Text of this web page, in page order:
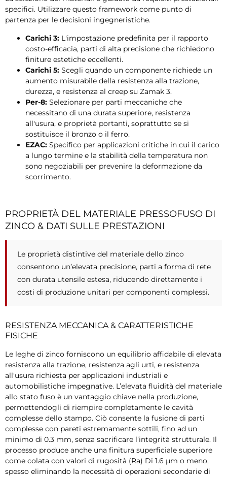
specifici. Utilizzare questo framework come punto di
partenza per le decisioni ingegneristiche.
Carichi 3: L'impostazione predefinita per il rapporto
costo-efficacia, parti di alta precisione che richiedono
finiture estetiche eccellenti.
Carichi 5: Scegli quando un componente richiede un
aumento misurabile della resistenza alla trazione,
durezza, e resistenza al creep su Zamak 3.
Per-8: Selezionare per parti meccaniche che
necessitano di una durata superiore, resistenza
all'usura, e proprietà portanti, soprattutto se si
sostituisce il bronzo o il ferro.
EZAC: Specifico per applicazioni critiche in cui il carico
a lungo termine e la stabilità della temperatura non
sono negoziabili per prevenire la deformazione da
scorrimento.
PROPRIETÀ DEL MATERIALE PRESSOFUSO DI
ZINCO & DATI SULLE PRESTAZIONI
Le proprietà distintive del materiale dello zinco
consentono un’elevata precisione, parti a forma di rete
con durata utensile estesa, riducendo direttamente i
costi di produzione unitari per componenti complessi.
RESISTENZA MECCANICA & CARATTERISTICHE
FISICHE
Le leghe di zinco forniscono un equilibrio affidabile di elevata
resistenza alla trazione, resistenza agli urti, e resistenza
all'usura richiesta per applicazioni industriali e
automobilistiche impegnative. L’elevata fluidità del materiale
allo stato fuso è un vantaggio chiave nella produzione,
permettendogli di riempire completamente le cavità
complesse dello stampo. Ciò consente la fusione di parti
complesse con pareti estremamente sottili, fino ad un
minimo di 0.3 mm, senza sacrificare l’integrità strutturale. Il
processo produce anche una finitura superficiale superiore
come colata con valori di rugosità (Ra) Di 1.6 µm o meno,
spesso eliminando la necessità di operazioni secondarie di